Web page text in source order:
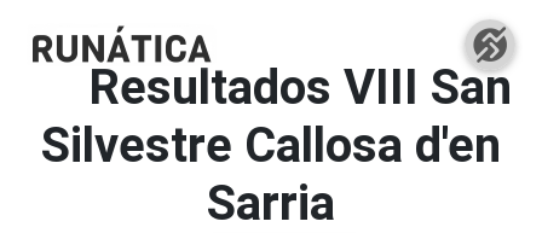
Resultados VIII San
Silvestre Callosa d'en
Sarria